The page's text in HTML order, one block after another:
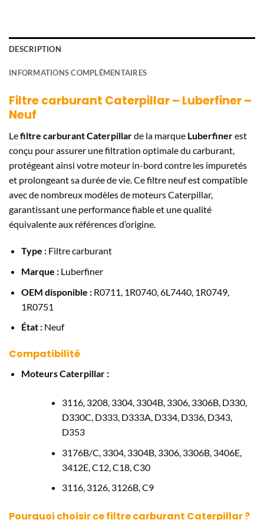
DESCRIPTION
INFORMATIONS COMPLÉMENTAIRES
Filtre carburant Caterpillar – Luberfiner –
Neuf
Lefiltre carburant Caterpillarde la marque Luberfinerest
conçu pour assurer une filtration optimale du carburant,
protégeant ainsi votre moteur in-bord contre les impuretés
et prolongeant sa durée de vie. Ce filtre neuf est compatible
avec de nombreux modèles de moteurs Caterpillar,
garantissant une performance fiable et une qualité
équivalente aux références d’origine.
Type :Filtre carburant
Marque :Luberfiner
OEM disponible :R0711, 1R0740, 6L7440, 1R0749,
1R0751
État :Neuf
Compatibilité
Moteurs Caterpillar :
3116, 3208, 3304, 3304B, 3306, 3306B, D330,
D330C, D333, D333A, D334, D336, D343,
D353
3176B/C, 3304, 3304B, 3306, 3306B, 3406E,
3412E, C12, C18, C30
3116, 3126, 3126B, C9
Pourquoi choisir ce filtre carburant Caterpillar ?